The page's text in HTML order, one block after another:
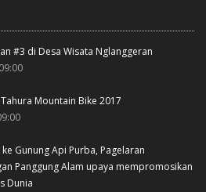
#3 di Desa Wisata Nglanggeran
Mountain Bike 2017
Gunung Api Purba, Pagelaran
Panggung Alam upaya mempromosikan
Dunia